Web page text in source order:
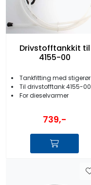
Drivstofftankkit til
4155-00
Tankfitting med stigerør
Til drivstofftank 4155-00
For dieselvarmer
739,-